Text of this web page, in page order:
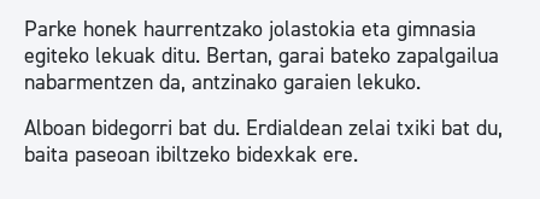
Parke honek haurrentzako jolastokia eta gimnasia
egiteko lekuak ditu. Bertan, garai bateko zapalgailua
nabarmentzen da, antzinako garaien lekuko.
Alboan bidegorri bat du. Erdialdean zelai txiki bat du,
baita paseoan ibiltzeko bidexkak ere.